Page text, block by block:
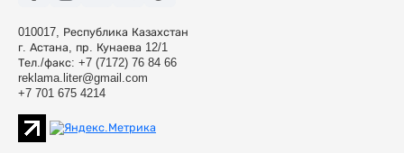
010017, Республика Казахстан
г. Астана, пр. Кунаева 12/1
Тел./факс: +7 (7172) 76 84 66
reklama.liter@gmail.com
+7 701 675 4214